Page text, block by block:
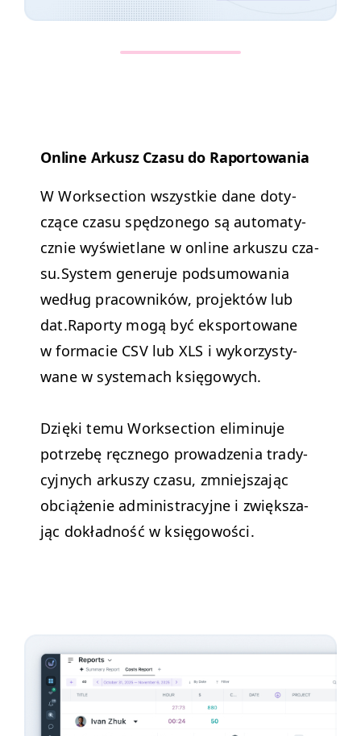
Online Arkusz Cza­su do Raportowania
W Work­sec­tion wszys­tkie dane doty­
czące cza­su spęd­zonego są automaty­
cznie wyświ­et­lane w online arkuszu cza­
su.Sys­tem generu­je pod­sumowa­nia
według pra­cown­ików, pro­jek­tów lub
dat.Raporty mogą być eksportowane
w for­ma­cie CSVlub XLS i wyko­rzysty­
wane w sys­temach księgowych.
Dzię­ki temu Work­sec­tion elimin­u­je
potrze­bę ręcznego prowadzenia trady­
cyjnych arkuszy cza­su, zmniejsza­jąc
obciąże­nie admin­is­tra­cyjne i zwięk­sza­
jąc dokład­ność w księgowości.